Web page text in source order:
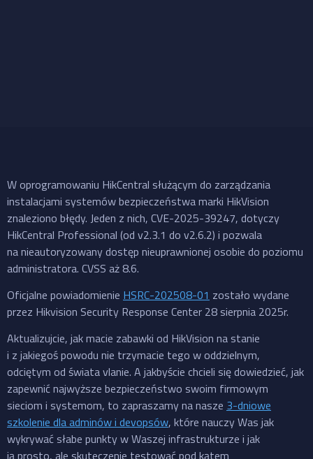
W oprogramowaniu HikCentral służącym do zarządzania
instalacjami systemów bezpieczeństwa marki HikVision
znaleziono błędy. Jeden z nich, CVE-2025-39247, dotyczy
HikCentral Professional (od v2.3.1 do v2.6.2) i pozwala
na nieautoryzowany dostęp nieuprawnionej osobie do poziomu
administratora. CVSS aż 8.6.
Oficjalne powiadomienie HSRC-202508-01 zostało wydane
przez Hikvision Security Response Center 28 sierpnia 2025r.
Aktualizujcie, jak macie zabawki od HikVision na stanie
i z jakiegoś powodu nie trzymacie tego w oddzielnym,
odciętym od świata vlanie. A jakbyście chcieli się dowiedzieć, jak
zapewnić najwyższe bezpieczeństwo swoim firmowym
sieciom i systemom, to zapraszamy na nasze 3-dniowe
szkolenie dla adminów i devopsów, które nauczy Was jak
wykrywać słabe punkty w Waszej infrastrukturze i jak